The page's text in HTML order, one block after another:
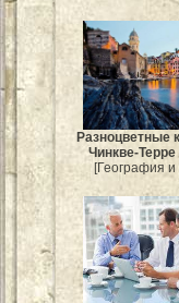
Разноцветные
Чинкве-
[География